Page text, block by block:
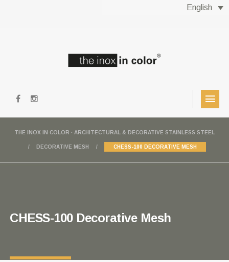
English
THE INOX IN COLOR · ARCHITECTURAL & DECORATIVE STAINLESS STEEL
DECORATIVE MESH CHESS-100 DECORATIVE MESH
CHESS-100 Decorative Mesh